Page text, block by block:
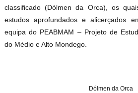
classificado (Dólmen da Orca), os
estudos aprofundados e alicerçados
equipa do PEABMAM – Projeto de
do Médio e Alto Mondego.
Dólmen da Orca